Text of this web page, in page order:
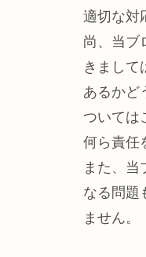
適切な対
尚、当ブ
きまして
あるかど
ついては
何ら責任
また、当
なる問題
ません。